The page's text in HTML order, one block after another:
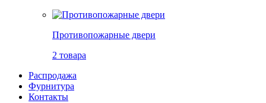
Противопожарные двери
2 товара
Распродажа
Фурнитура
Контакты